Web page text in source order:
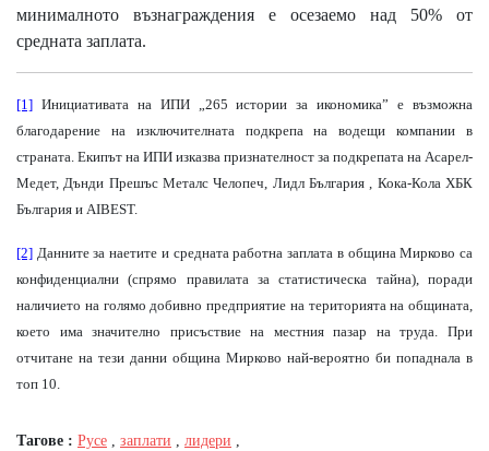
минималното възнаграждения е осезаемо над 50% от
средната заплата.
[1] Инициативата на ИПИ „265 истории за икономика” е възможна
благодарение на изключителната подкрепа на водещи компании в
страната. Екипът на ИПИ изказва признателност за подкрепата на Асарел-
Медет, Дънди Прешъс Металс Челопеч, Лидл България , Кока-Кола ХБК
България и AIBEST.
[2] Данните за наетите и средната работна заплата в община Мирково са
конфиденциални (спрямо правилата за статистическа тайна), поради
наличието на голямо добивно предприятие на територията на общината,
което има значително присъствие на местния пазар на труда. При
отчитане на тези данни община Мирково най-вероятно би попаднала в
топ 10.
Тагове : Русе , заплати , лидери ,